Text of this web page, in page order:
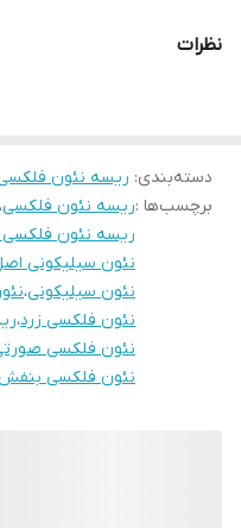
نظرات
دسته‌بندی: ریسه نئون
برچسب‌ها :ریسه نئون فلکسی،
ریسه نئون فلکسی
نئون سیلیکونی
نئون سیلیکونی،
نئون فلکسی زرد،
نئون فلکسی
نئون فلکسی